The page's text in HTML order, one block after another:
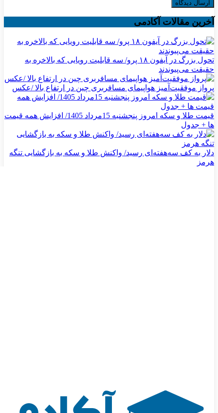
آخرین مقالات آکادمی
تحول بزرگ در آیفون ۱۸ پرو/ سه قابلیت رویایی که بالاخره به
حقیقت می‌پیوندند
پرواز موفقیت‌آمیز هواپیمای مسافربری چین در ارتفاع بالا /عکس
قیمت طلا و سکه امروز پنجشنبه 15مرداد 1405/ افزایش همه قیمت
ها + جدول
دلار به کف سه‌هفته‌ای رسید/ واکنش طلا و سکه به بازگشایی تنگه
هرمز